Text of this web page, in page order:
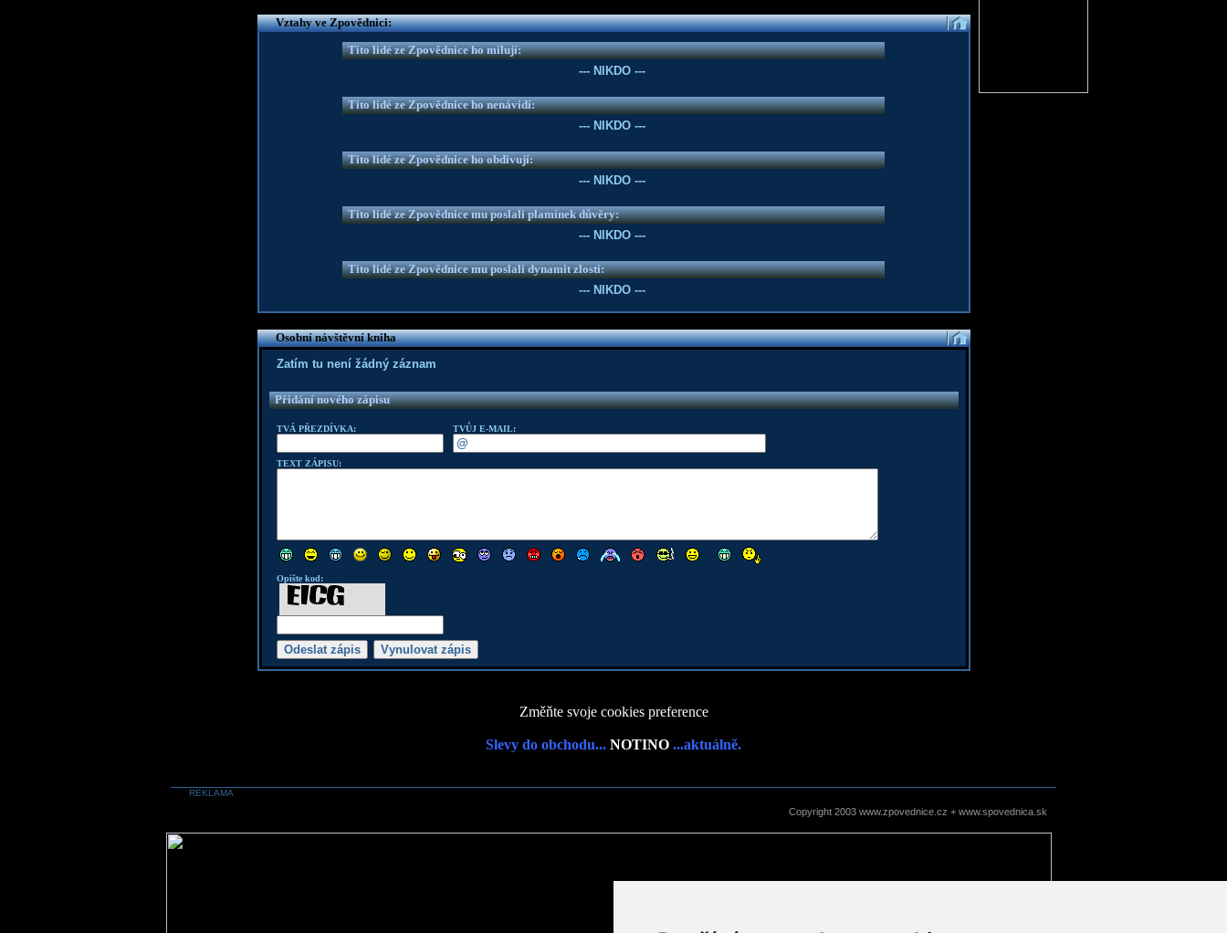
Vztahy ve Zpovědnici:
Tito lidé ze Zpovědnice ho milují:
--- NIKDO ---
Tito lidé ze Zpovědnice ho nenávidí:
--- NIKDO ---
Tito lidé ze Zpovědnice ho obdivují:
--- NIKDO ---
Tito lidé ze Zpovědnice mu poslali plamínek důvěry:
--- NIKDO ---
Tito lidé ze Zpovědnice mu poslali dynamit zlosti:
--- NIKDO ---
Osobní návštěvní kniha
Zatím tu není žádný záznam
Přidání nového zápisu
TVÁ PŘEZDÍVKA: TVŮJ E-MAIL:
TEXT ZÁPISU:
Opište kod:
Změňte svoje cookies preference
Slevy do obchodu... NOTINO ...aktuálně.
REKLAMA
Copyright 2003 www.zpovednice.cz + www.spovednica.sk